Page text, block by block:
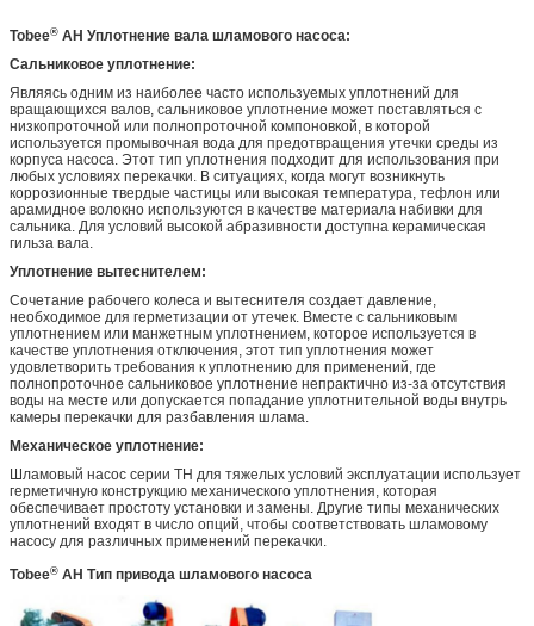
Tobee® AH Уплотнение вала шламового насоса:
Сальниковое уплотнение:
Являясь одним из наиболее часто используемых уплотнений для
вращающихся валов, сальниковое уплотнение может поставляться с
низкопроточной или полнопроточной компоновкой, в которой
используется промывочная вода для предотвращения утечки среды из
корпуса насоса. Этот тип уплотнения подходит для использования при
любых условиях перекачки. В ситуациях, когда могут возникнуть
коррозионные твердые частицы или высокая температура, тефлон или
арамидное волокно используются в качестве материала набивки для
сальника. Для условий высокой абразивности доступна керамическая
гильза вала.
Уплотнение вытеснителем:
Сочетание рабочего колеса и вытеснителя создает давление,
необходимое для герметизации от утечек. Вместе с сальниковым
уплотнением или манжетным уплотнением, которое используется в
качестве уплотнения отключения, этот тип уплотнения может
удовлетворить требования к уплотнению для применений, где
полнопроточное сальниковое уплотнение непрактично из-за отсутствия
воды на месте или допускается попадание уплотнительной воды внутрь
камеры перекачки для разбавления шлама.
Механическое уплотнение:
Шламовый насос серии TH для тяжелых условий эксплуатации использует
герметичную конструкцию механического уплотнения, которая
обеспечивает простоту установки и замены. Другие типы механических
уплотнений входят в число опций, чтобы соответствовать шламовому
насосу для различных применений перекачки.
Tobee® AH Тип привода шламового насоса